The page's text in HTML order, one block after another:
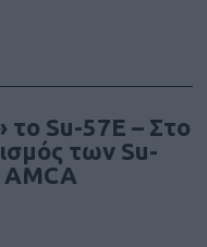
το Su-57E – Στο
των Su-
AMCA